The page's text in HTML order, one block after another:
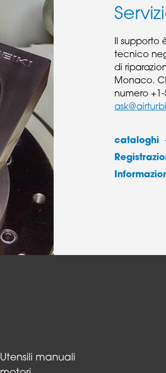
Il supporto
tecnico
di
Monaco.
numero
cataloghi
Utensili manuali